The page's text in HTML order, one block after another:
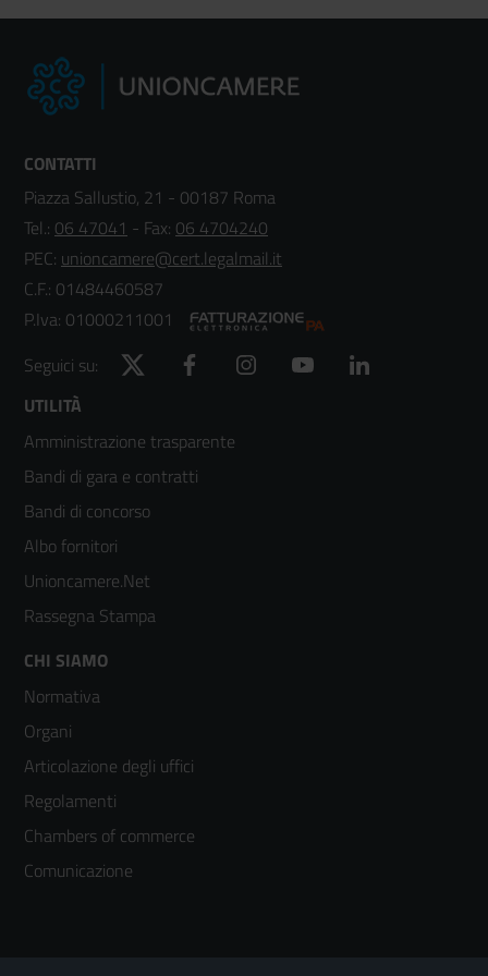
CONTATTI
Piazza Sallustio, 21 - 00187 Roma
Tel.: 06 47041 - Fax: 06 4704240
PEC: unioncamere@cert.legalmail.it
C.F.: 01484460587
P.Iva: 01000211001
Seguici su:
Twitter Facebook Instagram YouTube
Footer
menù
colonna
2
UTILITÀ
Amministrazione trasparente
Bandi di gara e contratti
Bandi di concorso
Albo fornitori
Unioncamere.Net
Rassegna Stampa
Footer
menù
colonna
3
CHI SIAMO
Normativa
Organi
Articolazione degli uffici
Regolamenti
Chambers of commerce
Comunicazione